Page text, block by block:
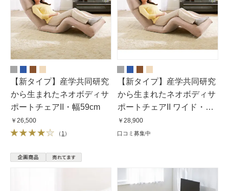
【新タイプ】産学共同研究
から生まれたネオボディサ
ポートチェアII・幅59cm
￥26,500
（ 1 ）
【新タイプ】産学共同研究
から生まれたネオボディサ
ポートチェアII ワイド・幅
67cm
￥28,900
口コミ募集中